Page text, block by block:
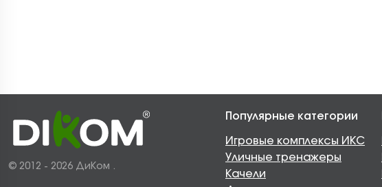
© 2012 - 2026 ДиКом .
Популярные категории
Игровые комплексы ИКС
Уличные тренажеры
Качели